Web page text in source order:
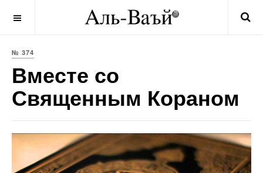
№ 374
Вместе со
Священным Кораном